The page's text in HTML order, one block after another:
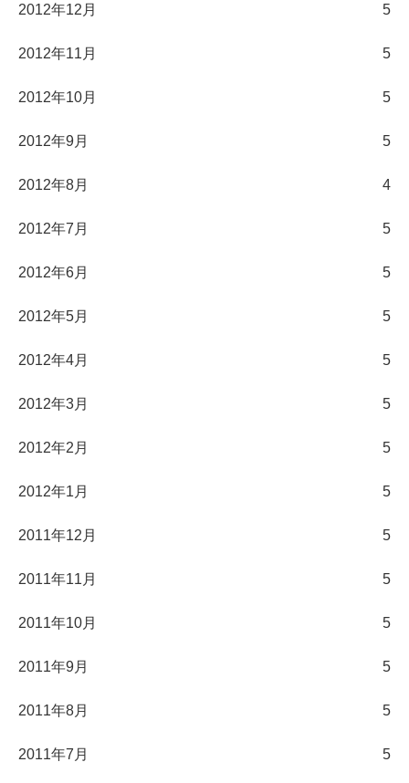
2012年12月 5
2012年11月 5
2012年10月 5
2012年9月 5
2012年8月 4
2012年7月 5
2012年6月 5
2012年5月 5
2012年4月 5
2012年3月 5
2012年2月 5
2012年1月 5
2011年12月 5
2011年11月 5
2011年10月 5
2011年9月 5
2011年8月 5
2011年7月 5